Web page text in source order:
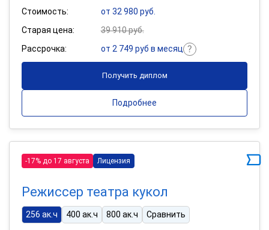
Стоимость:
от 32 980 руб.
Старая цена:
39 910 руб.
Рассрочка:
от 2 749 руб в месяц
Получить диплом
Подробнее
-17% до 17 августа Лицензия
Режиссер театра кукол
256 ак.ч 400 ак.ч 800 ак.ч Сравнить